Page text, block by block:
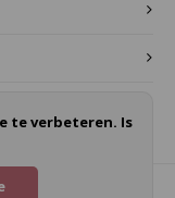
te verbeteren. Is